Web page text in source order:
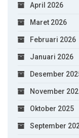
April 2026
Maret 2026
Februari 2026
Januari 2026
Desember
November
Oktober 2025
September